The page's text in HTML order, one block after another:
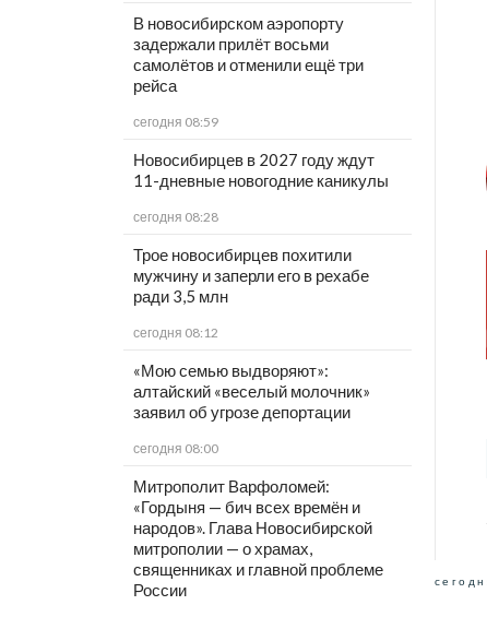
В новосибирском аэропорту
задержали прилёт восьми
самолётов и отменили ещё три
рейса
сегодня 08:59
Новосибирцев в 2027 году ждут
11-дневные новогодние каникулы
сегодня 08:28
Трое новосибирцев похитили
мужчину и заперли его в рехабе
ради 3,5 млн
сегодня 08:12
«Мою семью выдворяют»:
алтайский «веселый молочник»
заявил об угрозе депортации
сегодня 08:00
Митрополит Варфоломей:
«Гордыня — бич всех времён и
народов». Глава Новосибирской
митрополии — о храмах,
священниках и главной проблеме
России